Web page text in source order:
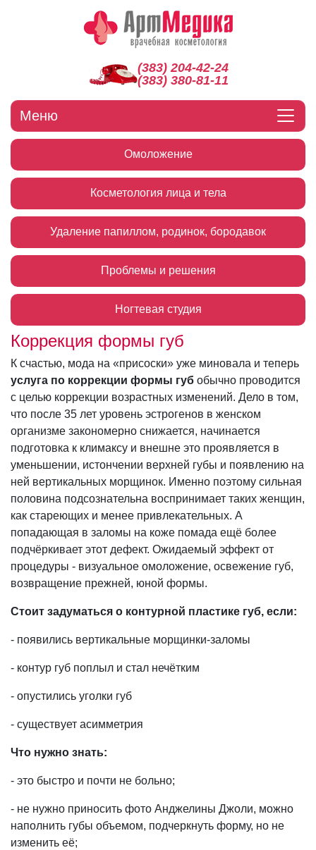
(383) 204-42-24
(383) 380-81-11
Меню
Омоложение
Косметология лица и тела
Удаление папиллом, родинок, бородавок
Проблемы и решения
Ногтевая студия
Коррекция формы губ
К счастью, мода на «присоски» уже миновала и теперь
услуга по коррекции формы губ обычно проводится
с целью коррекции возрастных изменений. Дело в том,
что после 35 лет уровень эстрогенов в женском
организме закономерно снижается, начинается
подготовка к климаксу и внешне это проявляется в
уменьшении, истончении верхней губы и появлению на
ней вертикальных морщинок. Именно поэтому сильная
половина подсознательна воспринимает таких женщин,
как стареющих и менее привлекательных. А
попадающая в заломы на коже помада ещё более
подчёркивает этот дефект. Ожидаемый эффект от
процедуры - визуальное омоложение, освежение губ,
возвращение прежней, юной формы.
Стоит задуматься о контурной пластике губ, если:
- появились вертикальные морщинки-заломы
- контур губ поплыл и стал нечётким
- опустились уголки губ
- существует асимметрия
Что нужно знать:
- это быстро и почти не больно;
- не нужно приносить фото Анджелины Джоли, можно
наполнить губы объемом, подчеркнуть форму, но не
изменить её;